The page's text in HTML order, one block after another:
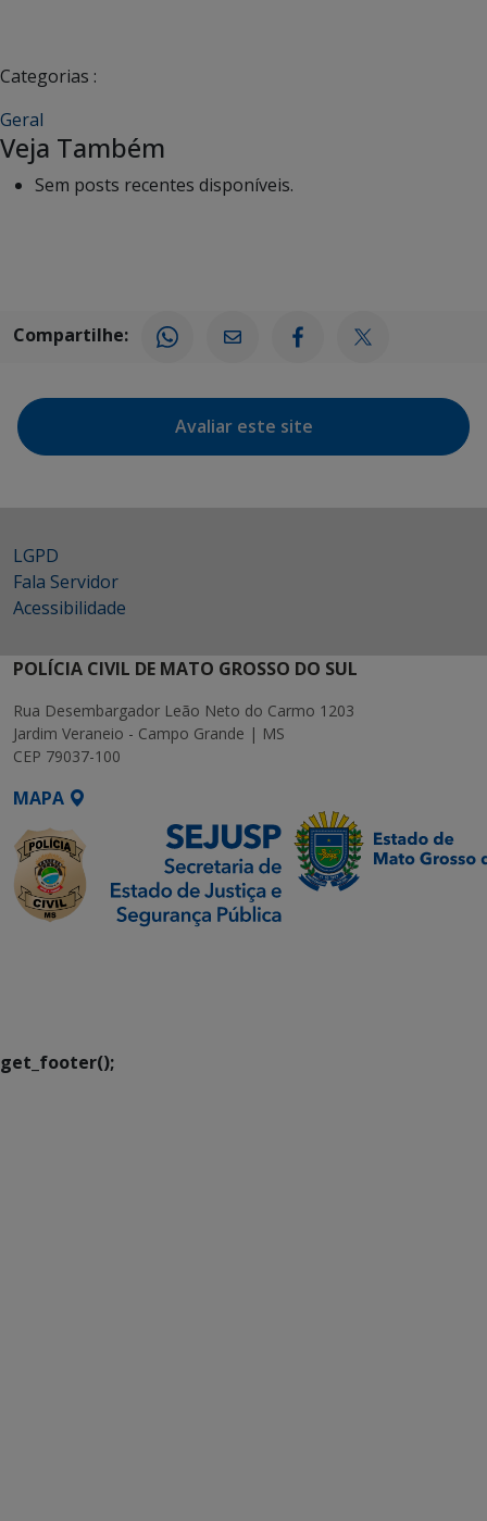
Categorias :
Geral
Veja Também
Sem posts recentes disponíveis.
Compartilhe:
Avaliar este site
LGPD
Fala Servidor
Acessibilidade
POLÍCIA CIVIL DE MATO GROSSO DO SUL
Rua Desembargador Leão Neto do Carmo 1203
Jardim Veraneio - Campo Grande | MS
CEP 79037-100
MAPA
get_footer();